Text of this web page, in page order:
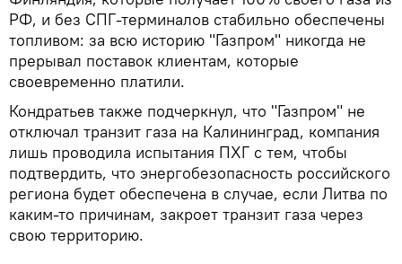
РФ, и без СПГ-терминалов стабильно обеспечены
топливом: за всю историю "Газпром" никогда не
прерывал поставок клиентам, которые
своевременно платили.
Кондратьев также подчеркнул, что "Газпром" не
отключал транзит газа на Калининград, компания
лишь проводила испытания ПХГ с тем, чтобы
подтвердить, что энергобезопасность российского
региона будет обеспечена в случае, если Литва по
каким-то причинам, закроет транзит газа через
свою территорию.